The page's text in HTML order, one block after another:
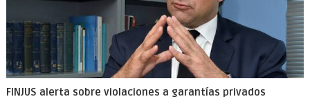
FINJUS alerta sobre violaciones a garantías privados